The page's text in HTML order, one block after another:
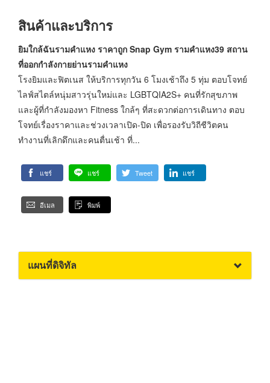
สินค้าและบริการ
ยิมใกล้ฉันรามคำแหง ราคาถูก Snap Gym รามคำแหง39 สถาน
ที่ออกกำลังกายย่านรามคำแหง
โรงยิมและฟิตเนส ให้บริการทุกวัน 6 โมงเช้าถึง 5 ทุ่ม ตอบโจทย์
ไลฟ์สไตล์หนุ่มสาวรุ่นใหม่และ LGBTQIA2S+ คนที่รักสุขภาพ
และผู้ที่กำลังมองหา Fitness ใกล้ๆ ที่สะดวกต่อการเดินทาง ตอบ
โจทย์เรื่องราคาและช่วงเวลาเปิด-ปิด เพื่อรองรับวิถีชีวิตคน
ทำงานที่เลิกดึกและคนตื่นเช้า ที่...
แชร์ แชร์ Tweet แชร์
อีเมล พิมพ์
แผนที่ดิจิทัล